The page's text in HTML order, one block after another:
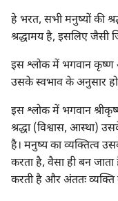
हे भरत, सभी मनुष्यों की
श्रद्धामय है, इसलिए जैसी
इस श्लोक में भगवान कृष्ण
उसके स्वभाव के अनुसार
इस श्लोक में भगवान
श्रद्धा (विश्वास, आस्था)
है। मनुष्य का व्यक्तित्व
करता है, वैसा ही बन जाता
करती है और अंततः व्यक्ति